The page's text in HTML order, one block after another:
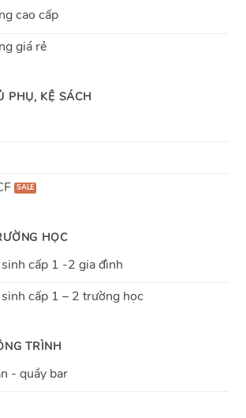
cao cấp
giá rẻ
PHỤ, KỆ SÁCH
HỌC
cấp 1 -2 gia đình
cấp 1 – 2 trường học
TRÌNH
- quầy bar